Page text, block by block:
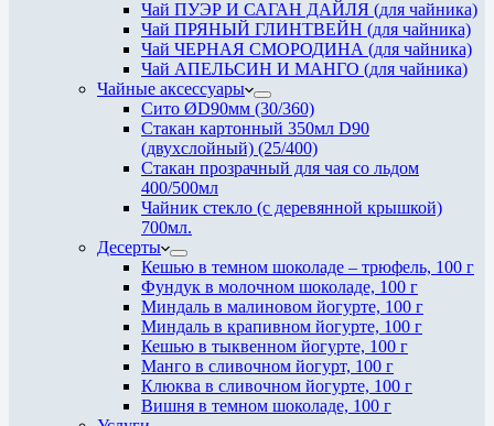
Чай ПУЭР И САГАН ДАЙЛЯ (для чайника)
Чай ПРЯНЫЙ ГЛИНТВЕЙН (для чайника)
Чай ЧЕРНАЯ СМОРОДИНА (для чайника)
Чай АПЕЛЬСИН И МАНГО (для чайника)
Чайные аксессуары
Сито ØD90мм (30/360)
Стакан картонный 350мл D90
(двухслойный) (25/400)
Стакан прозрачный для чая со льдом
400/500мл
Чайник стекло (с деревянной крышкой)
700мл.
Десерты
Кешью в темном шоколаде – трюфель, 100 г
Фундук в молочном шоколаде, 100 г
Миндаль в малиновом йогурте, 100 г
Миндаль в крапивном йогурте, 100 г
Кешью в тыквенном йогурте, 100 г
Манго в сливочном йогурт, 100 г
Клюква в сливочном йогурте, 100 г
Вишня в темном шоколаде, 100 г